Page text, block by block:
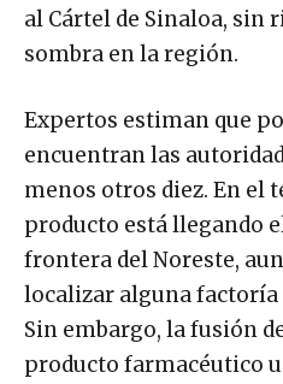
al Cártel de Sinaloa, sin
sombra en la región.
Expertos estiman que
encuentran las
menos otros diez. En el
producto está llegando
frontera del Noreste,
localizar alguna factoría
Sin embargo, la fusión
producto farmacéutico